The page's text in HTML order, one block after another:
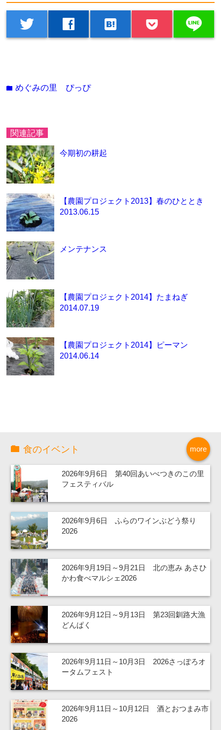
twitter facebook hatenabookmark line
folderめぐみの里 ぴっぴ
関連記事
今期初の耕起
【農園プロジェクト2013】春のひととき
2013.06.15
メンテナンス
【農園プロジェクト2014】たまねぎ
2014.07.19
【農園プロジェクト2014】ピーマン
2014.06.14
more
食のイベント
2026年9月6日 第40回あいべつきのこの里
フェスティバル
2026年9月6日 ふらのワインぶどう祭り
2026
2026年9月19日～9月21日 北の恵み あさひ
かわ食べマルシェ2026
2026年9月12日～9月13日 第23回釧路大漁
どんぱく
2026年9月11日～10月3日 2026さっぽろオ
ータムフェスト
2026年9月11日～10月12日 酒とおつまみ市
2026